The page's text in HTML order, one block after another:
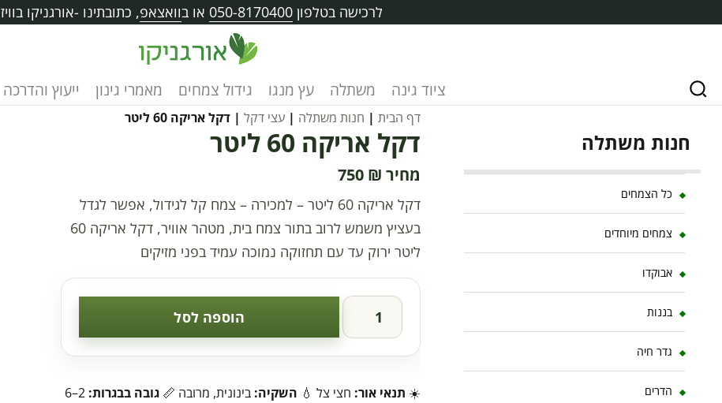
לרכישה בטלפון 050-8170400 או בוואצאפ, כתובתינו -אורגניקו בוויז
ציוד גינה משתלה עץ מנגו גידול צמחים מאמרי גינון ייעוץ והדרכה
דף הבית| חנות משתלה | עצי דקל| דקל אריקה 60 ליטר
דקל אריקה 60 ליטר
750 ₪
דקל אריקה 60 ליטר – למכירה – צמח קל לגידול, אפשר לגדל
בעציץ משמש לרוב בתור צמח בית, מטהר אוויר, דקל אריקה 60
ליטר ירוק עד עם תחזוקה נמוכה עמיד בפני מזיקים
הוספה לסל
☀️ תנאי אור: חצי צל 💧 השקיה: בינונית, מרובה 📏 גובה בבגרות:
2–6
חנות משתלה
כל הצמחים
צמחים מיוחדים
אבוקדו
בננות
גדר חיה
הדרים